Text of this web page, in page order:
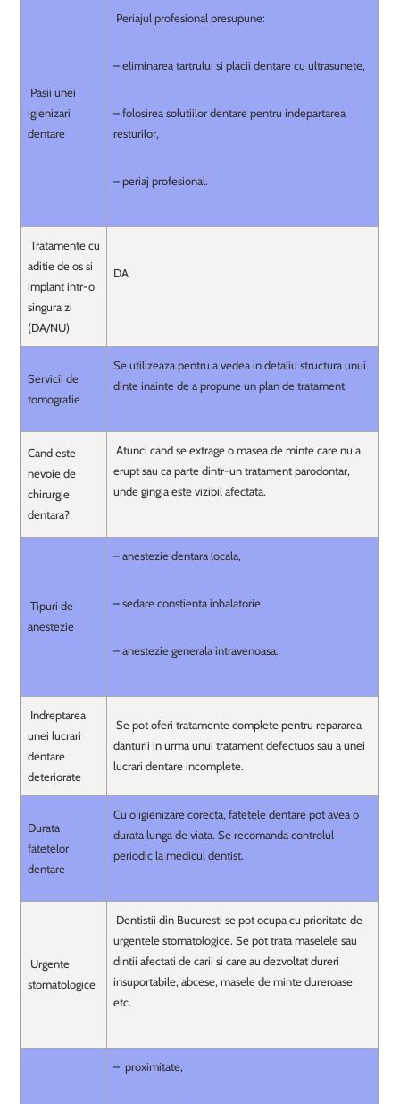
Pasii unei
igienizari
dentare
Periajul profesional presupune:
– eliminarea tartrului si placii dentare cu ultrasunete,
– folosirea solutiilor dentare pentru indepartarea
resturilor,
– periaj profesional.
Tratamente cu
aditie de os si
implant intr-o
singura zi
(DA/NU)
DA
Servicii de
tomografie
Se utilizeaza pentru a vedea in detaliu structura unui
dinte inainte de a propune un plan de tratament.
Cand este
nevoie de
chirurgie
dentara?
Atunci cand se extrage o masea de minte care nu a
erupt sau ca parte dintr-un tratament parodontar,
unde gingia este vizibil afectata.
Tipuri de
anestezie
– anestezie dentara locala,
– sedare constienta inhalatorie,
– anestezie generala intravenoasa.
Indreptarea
unei lucrari
dentare
deteriorate
Se pot oferi tratamente complete pentru repararea
danturii in urma unui tratament defectuos sau a unei
lucrari dentare incomplete.
Durata
fatetelor
dentare
Cu o igienizare corecta, fatetele dentare pot avea o
durata lunga de viata. Se recomanda controlul
periodic la medicul dentist.
Urgente
stomatologice
Dentistii din Bucuresti se pot ocupa cu prioritate de
urgentele stomatologice. Se pot trata maselele sau
dintii afectati de carii si care au dezvoltat dureri
insuportabile, abcese, masele de minte dureroase
etc.
– proximitate,